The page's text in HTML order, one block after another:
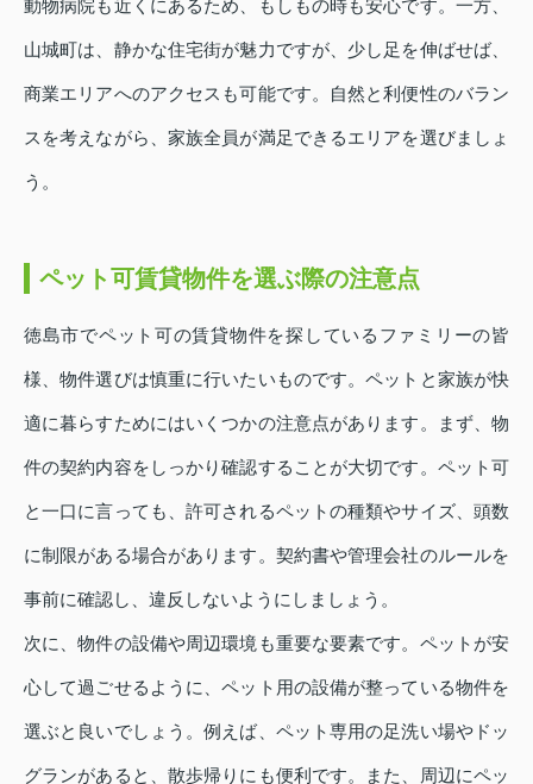
動物病院も近くにあるため、もしもの時も安心です。一方、
山城町は、静かな住宅街が魅力ですが、少し足を伸ばせば、
商業エリアへのアクセスも可能です。自然と利便性のバラン
スを考えながら、家族全員が満足できるエリアを選びましょ
う。
ペット可賃貸物件を選ぶ際の注意点
徳島市でペット可の賃貸物件を探しているファミリーの皆
様、物件選びは慎重に行いたいものです。ペットと家族が快
適に暮らすためにはいくつかの注意点があります。まず、物
件の契約内容をしっかり確認することが大切です。ペット可
と一口に言っても、許可されるペットの種類やサイズ、頭数
に制限がある場合があります。契約書や管理会社のルールを
事前に確認し、違反しないようにしましょう。
次に、物件の設備や周辺環境も重要な要素です。ペットが安
心して過ごせるように、ペット用の設備が整っている物件を
選ぶと良いでしょう。例えば、ペット専用の足洗い場やドッ
グランがあると、散歩帰りにも便利です。また、周辺にペッ